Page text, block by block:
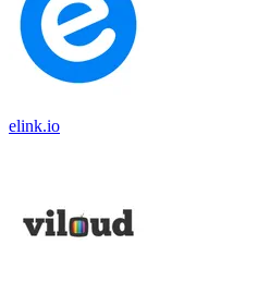
elink.io